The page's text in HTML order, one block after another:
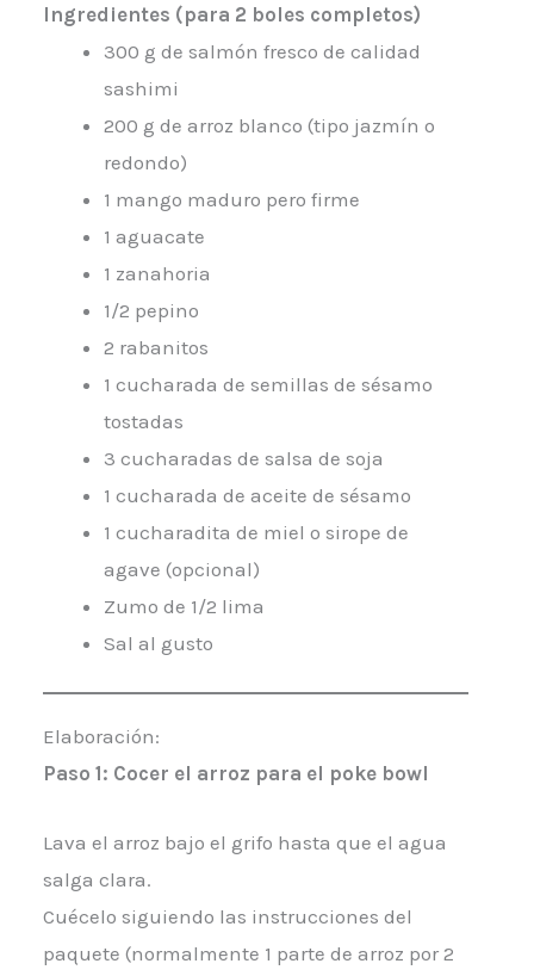
Ingredientes (para 2 boles completos)
300 g de salmón fresco de calidad
sashimi
200 g de arroz blanco (tipo jazmín o
redondo)
1 mango maduro pero firme
1 aguacate
1 zanahoria
1/2 pepino
2 rabanitos
1 cucharada de semillas de sésamo
tostadas
3 cucharadas de salsa de soja
1 cucharada de aceite de sésamo
1 cucharadita de miel o sirope de
agave (opcional)
Zumo de 1/2 lima
Sal al gusto
Elaboración:
Paso 1: Cocer el arroz para el poke bowl
Lava el arroz bajo el grifo hasta que el agua
salga clara.
Cuécelo siguiendo las instrucciones del
paquete (normalmente 1 parte de arroz por 2